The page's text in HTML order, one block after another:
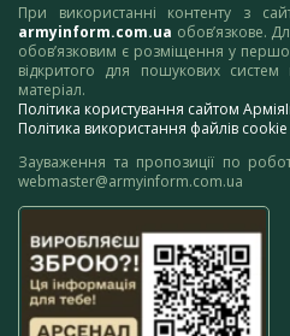
При використанні контенту з
armyinform.com.ua обов’язкове.
обов’язковим є розміщення у
відкритого для пошукових
матеріал.
Політика користування сайтом
Політика використання файлів cookie
Зауваження та пропозиції по
webmaster@armyinform.com.ua